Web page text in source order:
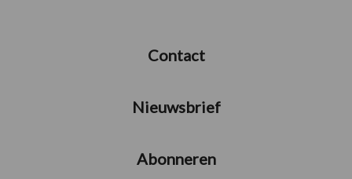
Contact
Nieuwsbrief
Abonneren